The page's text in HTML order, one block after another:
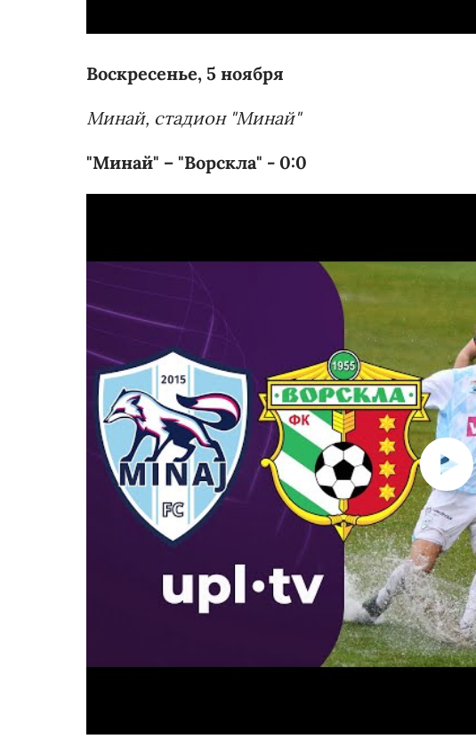
Воскресенье, 5 ноября
Минай, стадион "Минай"
"Минай" – "Ворскла" - 0:0